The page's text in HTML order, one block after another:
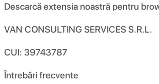
Descarcă extensia noastră pentru
VAN CONSULTING SERVICES S.R.L.
CUI: 39743787
Întrebări frecvente